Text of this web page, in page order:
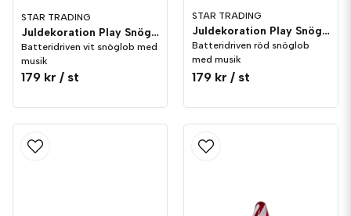
STAR TRADING
Juldekoration Play Snöglob 10cm Vit
Batteridriven vit snöglob med
musik
179 kr / st
STAR TRADING
Juldekoration Play Snöglob 10cm Röd
Batteridriven röd snöglob
med musik
179 kr / st